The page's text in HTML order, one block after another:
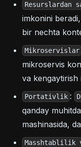
Resurslardan
imkonini
bir nechta
Mikroservislar
mikroservis
va kengaytirish
Portativlik :
qanday
mashinasida,
Masshtablilik